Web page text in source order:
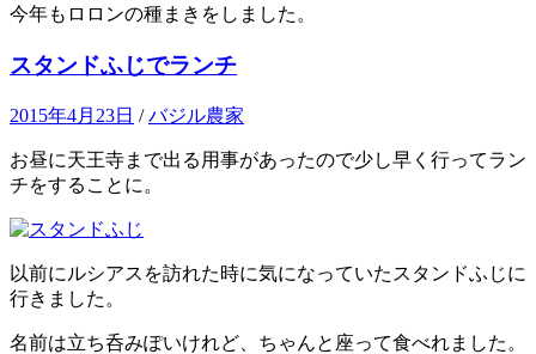
今年もロロンの種まきをしました。
スタンドふじでランチ
2015年4月23日 /バジル農家
お昼に天王寺まで出る用事があったので少し早く行ってラン
チをすることに。
以前にルシアスを訪れた時に気になっていたスタンドふじに
行きました。
名前は立ち呑みぽいけれど、ちゃんと座って食べれました。